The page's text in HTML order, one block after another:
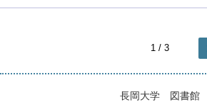
1 / 3
長岡大学 図書館